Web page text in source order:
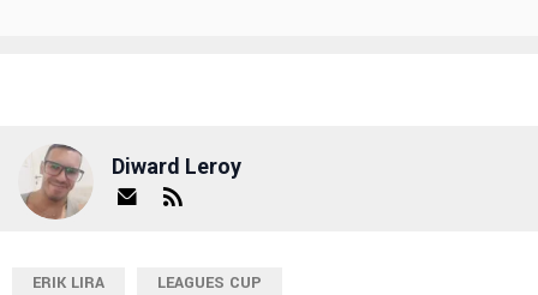
Diward Leroy
ERIK LIRA LEAGUES CUP